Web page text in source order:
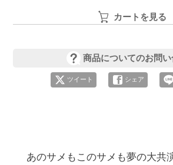
カートを見る
商品についてのお問
ツイート シェア
あのサメもこのサメも夢の大共